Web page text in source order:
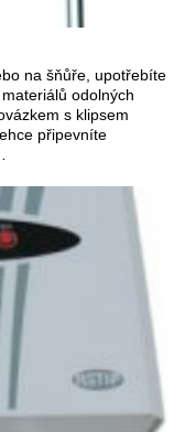
na šňůře, upotřebíte
odolných
s klipsem
připevníte